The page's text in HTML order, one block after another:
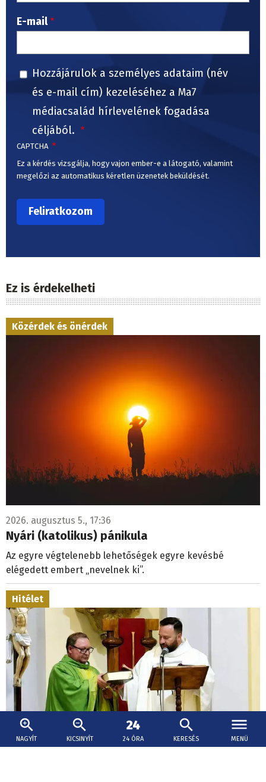
NAGYÍT KICSINYÍT 24 ÓRA KERESÉS MENÜ
E-mail
Hozzájárulok a személyes adataim (név
és e-mail cím) kezeléséhez a Ma7
médiacsalád hírlevelének fogadása
céljából.
CAPTCHA
Ez a kérdés vizsgálja, hogy vajon ember-e a látogató, valamint
megelőzi az automatikus kéretlen üzenetek beküldését.
Ez is érdekelheti
Közérdek és önérdek
2026. augusztus 5., 17:36
Nyári (katolikus) pánikula
Az egyre végtelenebb lehetőségek egyre kevésbé
elégedett embert „nevelnek ki”.
Hitélet